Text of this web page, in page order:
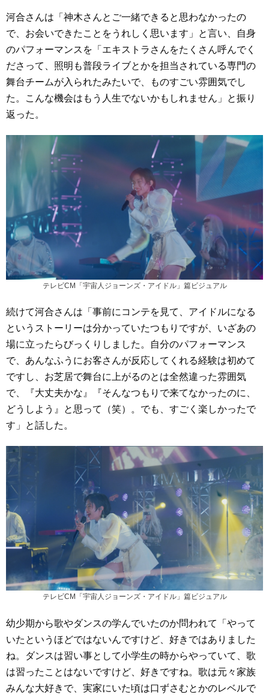
河合さんは「神木さんとご一緒できると思わなかったの
で、お会いできたことをうれしく思います」と言い、自身
のパフォーマンスを「エキストラさんをたくさん呼んでく
ださって、照明も普段ライブとかを担当されている専門の
舞台チームが入られたみたいで、ものすごい雰囲気でし
た。こんな機会はもう人生でないかもしれません」と振り
返った。
テレビCM「宇宙人ジョーンズ・アイドル」篇ビジュアル
続けて河合さんは「事前にコンテを見て、アイドルになる
というストーリーは分かっていたつもりですが、いざあの
場に立ったらびっくりしました。自分のパフォーマンス
で、あんなふうにお客さんが反応してくれる経験は初めて
ですし、お芝居で舞台に上がるのとは全然違った雰囲気
で、『大丈夫かな』『そんなつもりで来てなかったのに、
どうしよう』と思って（笑）。でも、すごく楽しかったで
す」と話した。
テレビCM「宇宙人ジョーンズ・アイドル」篇ビジュアル
幼少期から歌やダンスの学んでいたのか問われて「やって
いたというほどではないんですけど、好きではありました
ね。ダンスは習い事として小学生の時からやっていて、歌
は習ったことはないですけど、好きですね。歌は元々家族
みんな大好きで、実家にいた頃は口ずさむとかのレベルで